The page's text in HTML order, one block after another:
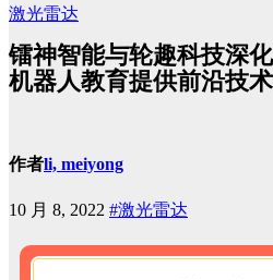
激光雷达
镭神智能与轮趣科技深
机器人教育提供前沿技
作者li, meiyong
10 月 8, 2022 #激光雷达